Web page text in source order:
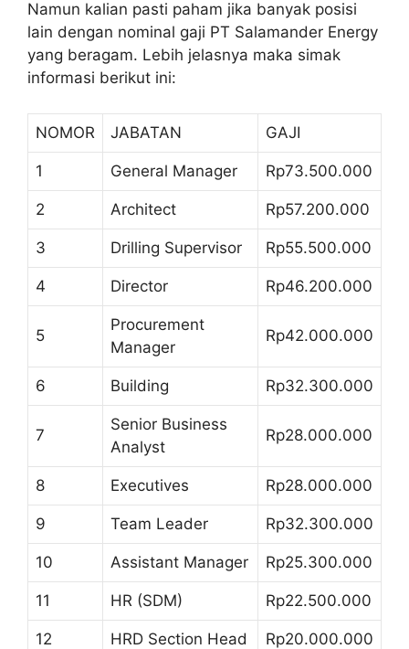
Namun kalian pasti paham jika banyak posisi
lain dengan nominal gaji PT Salamander Energy
yang beragam. Lebih jelasnya maka simak
informasi berikut ini:
NOMOR JABATAN GAJI
1 General Manager Rp73.500.000
2 Architect Rp57.200.000
3 Drilling Supervisor Rp55.500.000
4 Director Rp46.200.000
5
Procurement
Manager
Rp42.000.000
6 Building Rp32.300.000
7
Senior Business
Analyst
Rp28.000.000
8 Executives Rp28.000.000
9 Team Leader Rp32.300.000
10 Assistant Manager Rp25.300.000
11 HR (SDM) Rp22.500.000
12 HRD Section Head Rp20.000.000